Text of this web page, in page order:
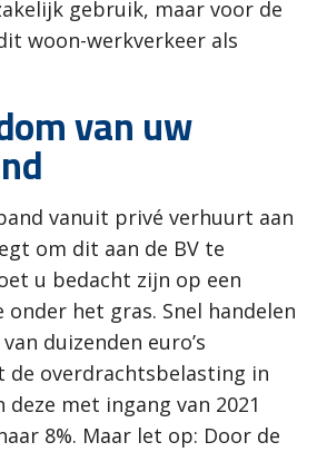
gebruik, maar voor de
woon-werkverkeer als
van uw
vanuit privé verhuurt aan
om dit aan de BV te
u bedacht zijn op een
het gras. Snel handelen
duizenden euro’s
de overdrachtsbelasting in
deze met ingang van 2021
8%. Maar let op: Door de